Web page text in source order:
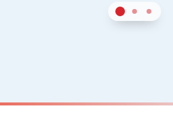
Sur 22Sur 23Sur 2